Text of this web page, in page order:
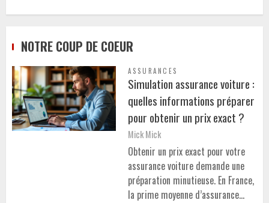
NOTRE COUP DE COEUR
ASSURANCES
Simulation assurance voiture :
quelles informations préparer
pour obtenir un prix exact ?
Mick Mick
Obtenir un prix exact pour votre
assurance voiture demande une
préparation minutieuse. En France,
la prime moyenne d’assurance…